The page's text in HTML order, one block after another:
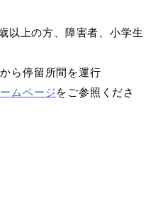
以上の方、障害者、小学生
ら停留所間を運行
ムページをご参照くださ